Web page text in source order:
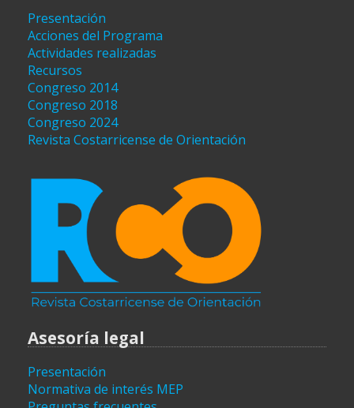
Presentación
Acciones del Programa
Actividades realizadas
Recursos
Congreso 2014
Congreso 2018
Congreso 2024
Revista Costarricense de Orientación
Asesoría legal
Presentación
Normativa de interés MEP